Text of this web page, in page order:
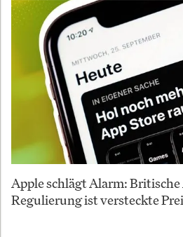
Apple schlägt Alarm:
Regulierung ist versteckte